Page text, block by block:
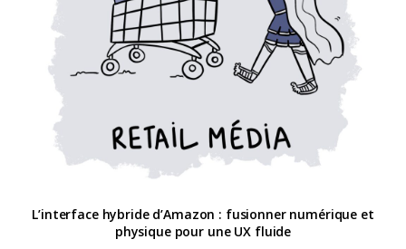
L’interface hybride d’Amazon : fusionner numérique et
physique pour une UX fluide